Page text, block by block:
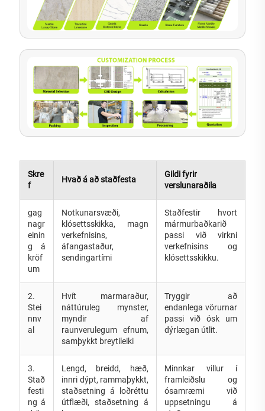
Skre
f
Hvað á að staðfesta
Gildi fyrir
verslunaraðila
gag
nagr
einin
g á
kröf
um
Notkunarsvæði,
klósettsskikka, magn
verkefnisins,
áfangastaður,
sendingartími
Staðfestir hvort
mármurbaðkarið
passi við virkni
verkefnisins og
klósettsskikku.
2.
Stei
nnv
al
Hvít marmaraður,
náttúruleg mynster,
myndir af
raunverulegum efnum,
samþykkt breytileiki
Tryggir að
endanlega vörurnar
passi við ósk um
dýrlægan útlit.
3.
Stað
festi
ng á
Lengd, breidd, hæð,
innri dýpt, rammaþykkt,
staðsetning á loðréttu
útflæði, staðsetning á
Minnkar villur í
framleiðslu og
ósamræmi við
uppsetningu á